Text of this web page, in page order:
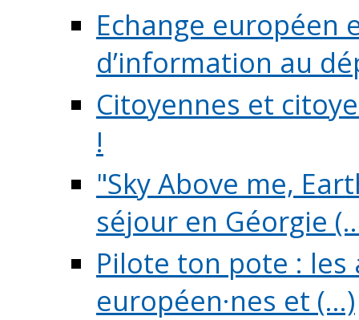
Echange européen
d’information au
Citoyennes et
!
"Sky Above me,
séjour en Géorgie
Pilote ton pote :
européen·nes et (...)